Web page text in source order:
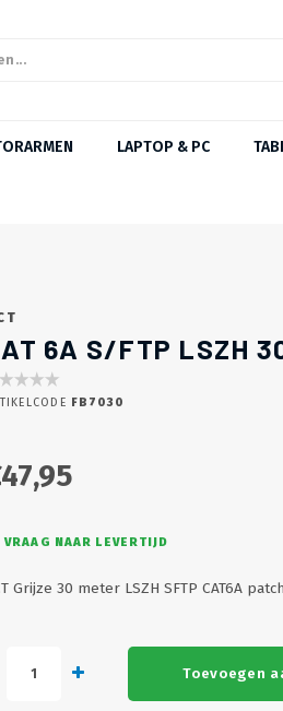
LAPTOP & PC
6A S/FTP LSZH
FB7030
VRAAG NAAR LEVERTIJD
Grijze 30 meter LSZH SFTP CAT6A
Toevoegen